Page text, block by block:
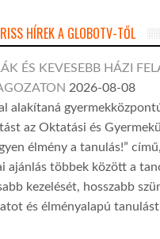
HÍREK A GLOBOTV-TŐL
ÉS KEVESEBB HÁZI
2026-08-08
alakítaná
az Oktatási és
élmény a tanulás!”
ajánlás többek között a
kezelését, hosszabb
és élményalapú